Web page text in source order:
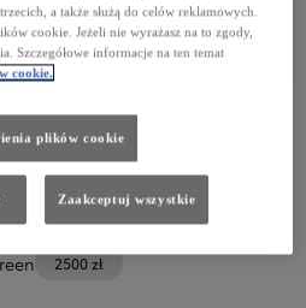
2500 zł
a także służą do celów reklamowych.
cookie. Jeżeli nie wyrażasz na to zgody,
Szczegółowe informacje na ten temat
cookie.
plików cookie
Zaakceptuj wszystkie